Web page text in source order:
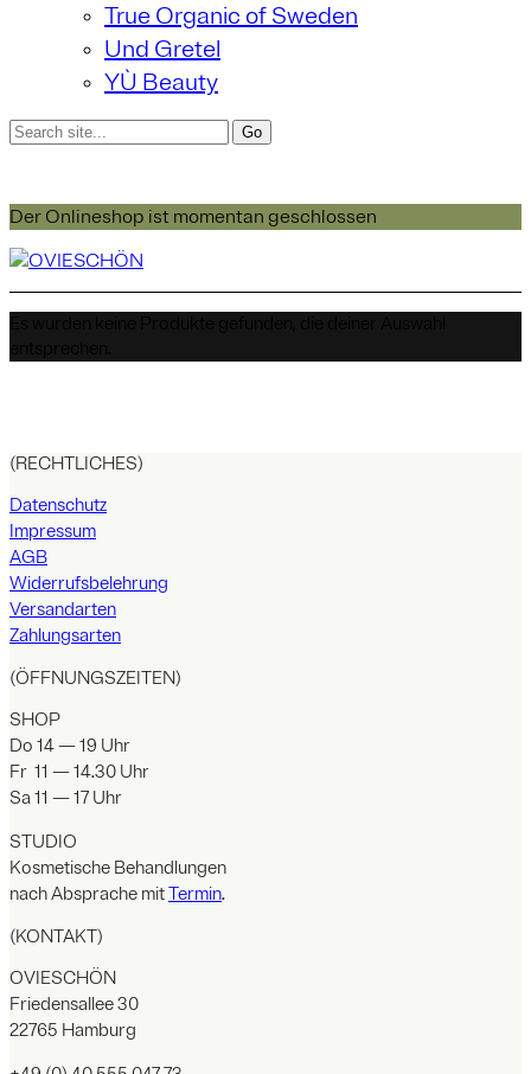
True Organic of Sweden
Und Gretel
YÙ Beauty
Der Onlineshop ist momentan geschlossen
(RECHTLICHES)
Datenschutz
Impressum
AGB
Widerrufsbelehrung
Versandarten
Zahlungsarten
(ÖFFNUNGSZEITEN)
SHOP
Do 14 — 19 Uhr
Fr 11 — 14.30 Uhr
Sa 11 — 17 Uhr
STUDIO
Kosmetische Behandlungen
nach Absprache mitTermin.
(KONTAKT)
OVIESCHÖN
Friedensallee 30
22765 Hamburg